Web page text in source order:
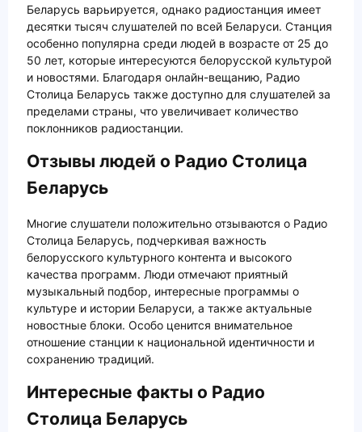
Беларусь варьируется, однако радиостанция имеет
десятки тысяч слушателей по всей Беларуси. Станция
особенно популярна среди людей в возрасте от 25 до
50 лет, которые интересуются белорусской культурой
и новостями. Благодаря онлайн-вещанию, Радио
Столица Беларусь также доступно для слушателей за
пределами страны, что увеличивает количество
поклонников радиостанции.
Отзывы людей о Радио Столица
Беларусь
Многие слушатели положительно отзываются о Радио
Столица Беларусь, подчеркивая важность
белорусского культурного контента и высокого
качества программ. Люди отмечают приятный
музыкальный подбор, интересные программы о
культуре и истории Беларуси, а также актуальные
новостные блоки. Особо ценится внимательное
отношение станции к национальной идентичности и
сохранению традиций.
Интересные факты о Радио
Столица Беларусь